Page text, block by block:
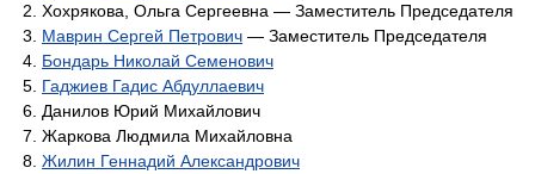
Хохрякова, Ольга Сергеевна — Заместитель Председателя
Маврин Сергей Петрович — Заместитель Председателя
Бондарь Николай Семенович
Гаджиев Гадис Абдуллаевич
Данилов Юрий Михайлович
Жаркова Людмила Михайловна
Жилин Геннадий Александрович